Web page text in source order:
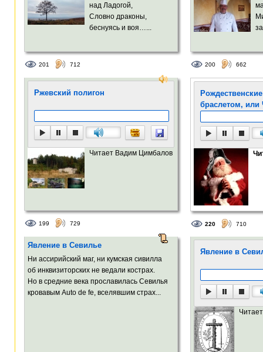
над Ладогой,
Словно драконы,
беснуясь и воя…...
201 712 200 662
Ржевский полигон
Читает Вадим Цимбалов
199 729
браслетом, или
220 710
Явление в Севилье
Ни ассирийский маг, ни кумская сивилла
об инквизиторских не ведали кострах.
Но в средние века прославилась Севилья
кровавым Auto de fe, вселявшим страх...
Явление в